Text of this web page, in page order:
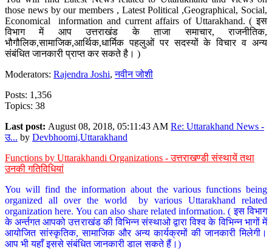
those news by our members , Latest Political ,Geographical, Social,
Economical information and current affairs of Uttarakhand. ( इस
विभाग में आप उत्तराखंड के ताजा समाचार, राजनीतिक,
भौगौलिक,सामाजिक,आर्थिक,धार्मिक पहलुओं पर सदस्यों के विचार व अन्य
संबंधित जानकारी प्राप्त कर सकते है। )
Moderators: Rajendra Joshi,नवीन जोशी
Posts: 1,356
Topics: 38
Last post: August 08, 2018, 05:11:43 AM Re: Uttarakhand News -
उ... by Devbhoomi,Uttarakhand
Functions by Uttarakhandi Organizations - उत्तराखण्डी संस्थायें तथा
उनकी गतिविधियां
You will find the information about the various functions being
organized all over the world by various Uttarakhand related
organization here. You can also share related information. ( इस विभाग
के अर्न्तगत आपको उत्तराखंड की विभिन्न संस्थाओ द्वारा विश्व के विभिन्न भागों में
आयोजित सांस्कृतिक, सामाजिक और अन्य कार्यक्रमों की जानकारी मिलेगी।
आप भी यहाँ इससे संबंधित जानकारी डाल सकते हैं।)